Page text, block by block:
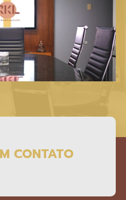
CONTATO